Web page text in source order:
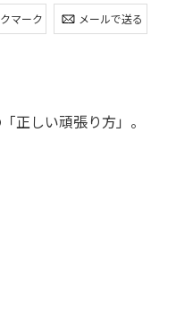
マーク メールで送る
正しい頑張り方」。